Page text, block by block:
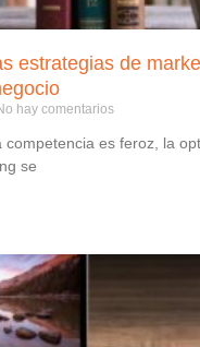
estrategias de
hay comentarios
competencia es feroz, la
se